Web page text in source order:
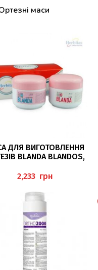
маси
ДОДАТИ В КОШИК
ДЛЯ ВИГОТОВЛЕННЯ
BLANDA BLANDOS,
грн